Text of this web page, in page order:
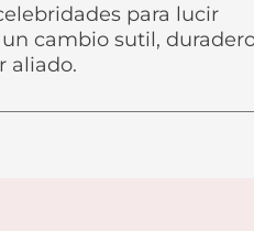
para lucir
un cambio sutil,
aliado.